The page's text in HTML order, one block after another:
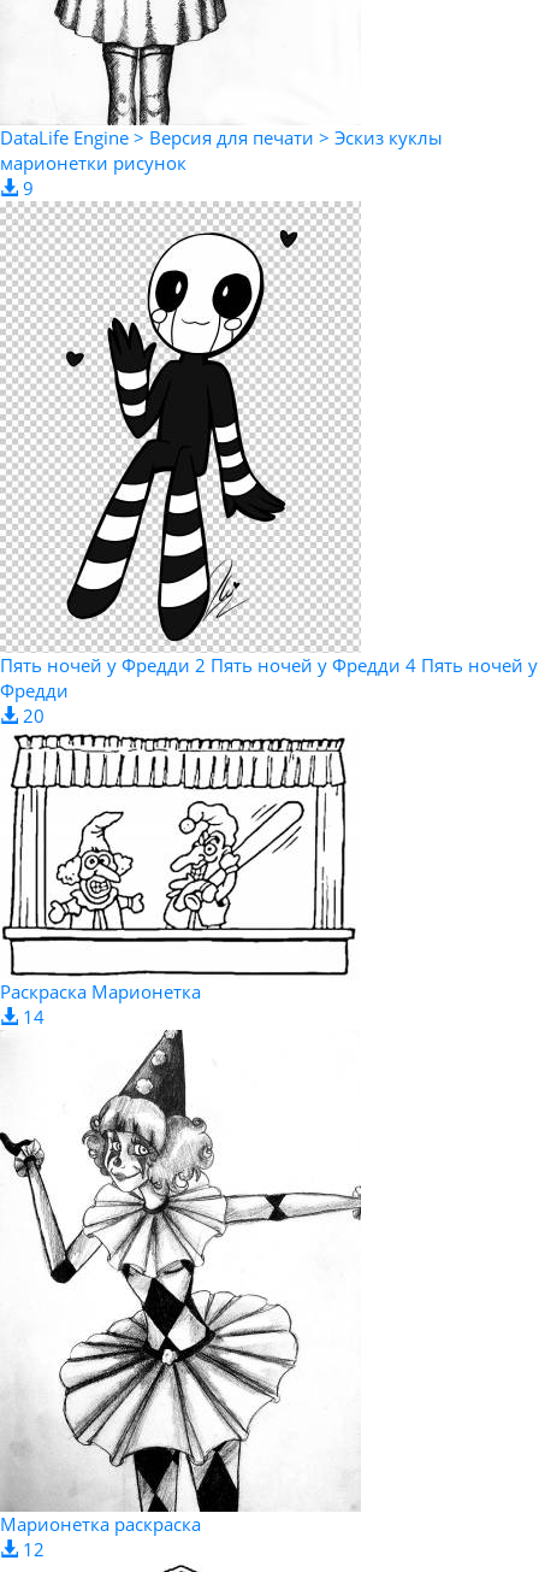
DataLife Engine > Версия для печати > Эскиз куклы
марионетки рисунок
9
Пять ночей у Фредди 2 Пять ночей у Фредди 4 Пять ночей у
Фредди
20
Раскраска Марионетка
14
Марионетка раскраска
12